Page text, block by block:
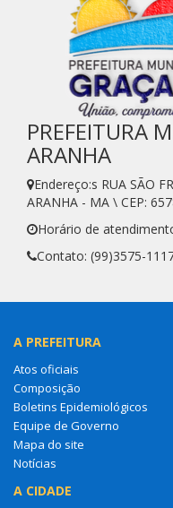
PREFEITURA
ARANHA
Endereço:s RUA SÃO
ARANHA - MA \ CEP:
Horário de
Contato: (99)3575-
A PREFEITURA
Atos oficiais
Composição
Boletins Epidemiológicos
Equipe de Governo
Mapa do site
Notícias
A CIDADE